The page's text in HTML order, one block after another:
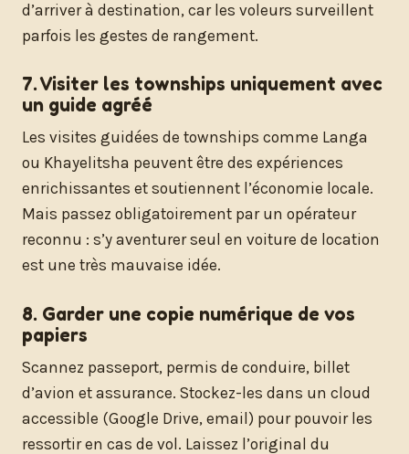
d’arriver à destination, car les voleurs surveillent
parfois les gestes de rangement.
7. Visiter les townships uniquement avec
un guide agréé
Les visites guidées de townships comme Langa
ou Khayelitsha peuvent être des expériences
enrichissantes et soutiennent l’économie locale.
Mais passez obligatoirement par un opérateur
reconnu : s’y aventurer seul en voiture de location
est une très mauvaise idée.
8. Garder une copie numérique de vos
papiers
Scannez passeport, permis de conduire, billet
d’avion et assurance. Stockez-les dans un cloud
accessible (Google Drive, email) pour pouvoir les
ressortir en cas de vol. Laissez l’original du